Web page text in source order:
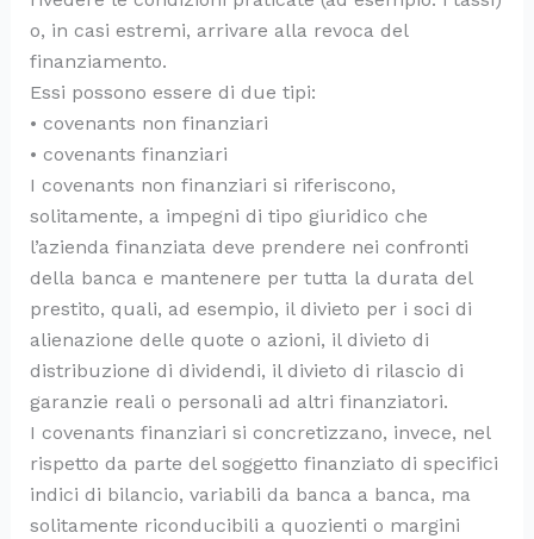
o, in casi estremi, arrivare alla revoca del
finanziamento.
Essi possono essere di due tipi:
• covenants non finanziari
• covenants finanziari
I covenants non finanziari si riferiscono,
solitamente, a impegni di tipo giuridico che
l’azienda finanziata deve prendere nei confronti
della banca e mantenere per tutta la durata del
prestito, quali, ad esempio, il divieto per i soci di
alienazione delle quote o azioni, il divieto di
distribuzione di dividendi, il divieto di rilascio di
garanzie reali o personali ad altri finanziatori.
I covenants finanziari si concretizzano, invece, nel
rispetto da parte del soggetto finanziato di specifici
indici di bilancio, variabili da banca a banca, ma
solitamente riconducibili a quozienti o margini